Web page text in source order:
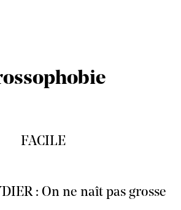
FACILE
: On ne naît pas grosse